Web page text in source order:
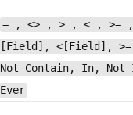
= , <> , > , < , >=
[Field], <[Field],
Not Contain, In, Not
Ever